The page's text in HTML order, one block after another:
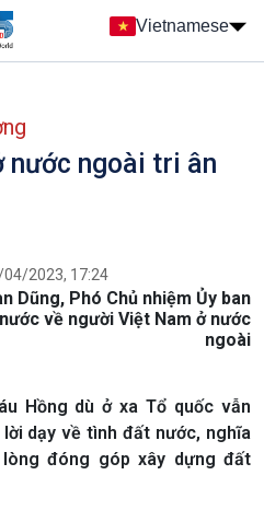
Vietnamese
nước ngoài tri ân
2023, 17:24
Dũng, Phó Chủ nhiệm Ủy ban
về người Việt Nam ở nước
ngoài
Hồng dù ở xa Tổ quốc vẫn
dạy về tình đất nước, nghĩa
đóng góp xây dựng đất